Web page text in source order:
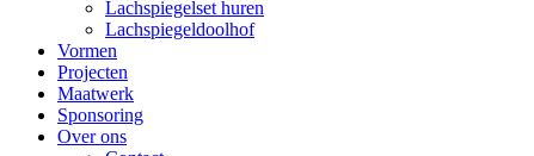
Lachspiegelset huren
Lachspiegeldoolhof
Vormen
Projecten
Maatwerk
Sponsoring
Over ons